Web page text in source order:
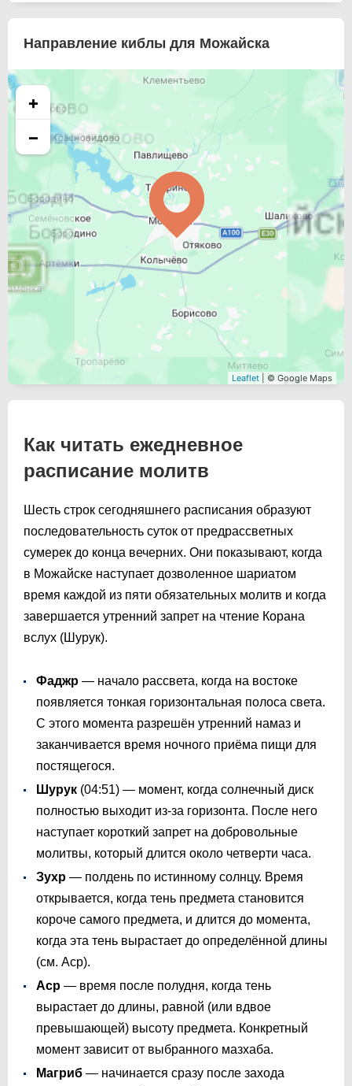
Направление киблы для Можайска
+
−
Leaflet | © Google Maps
Как читать ежедневное
расписание молитв
Шесть строк сегодняшнего расписания образуют
последовательность суток от предрассветных
сумерек до конца вечерних. Они показывают, когда
в Можайске наступает дозволенное шариатом
время каждой из пяти обязательных молитв и когда
завершается утренний запрет на чтение Корана
вслух (Шурук).
Фаджр — начало рассвета, когда на востоке
появляется тонкая горизонтальная полоса света.
С этого момента разрешён утренний намаз и
заканчивается время ночного приёма пищи для
постящегося.
Шурук (04:51) — момент, когда солнечный диск
полностью выходит из-за горизонта. После него
наступает короткий запрет на добровольные
молитвы, который длится около четверти часа.
Зухр — полдень по истинному солнцу. Время
открывается, когда тень предмета становится
короче самого предмета, и длится до момента,
когда эта тень вырастает до определённой длины
(см. Аср).
Аср — время после полудня, когда тень
вырастает до длины, равной (или вдвое
превышающей) высоту предмета. Конкретный
момент зависит от выбранного мазхаба.
Магриб — начинается сразу после захода